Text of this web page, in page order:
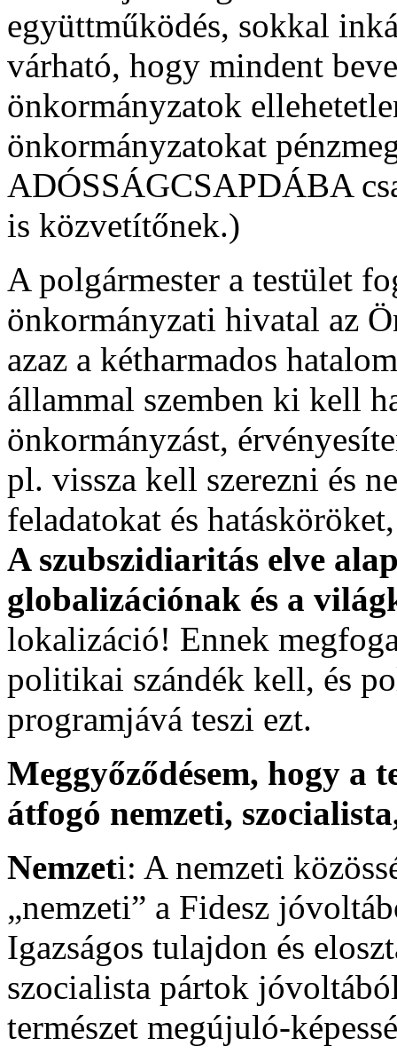
együttműködés, sokkal
várható, hogy mindent
önkormányzatok
önkormányzatokat
ADÓSSÁGCSAPDÁBA
is közvetítőnek.)
A polgármester a testület
önkormányzati hivatal az
azaz a kétharmados
állammal szemben ki kell
önkormányzást,
pl. vissza kell szerezni és
feladatokat és
A szubszidiaritás elve
globalizációnak és a
lokalizáció! Ennek
politikai szándék kell, és
programjává teszi ezt.
Meggyőződésem, hogy
átfogó nemzeti,
Nemzeti: A nemzeti
„nemzeti” a Fidesz
Igazságos tulajdon és
szocialista pártok
természet megújuló-